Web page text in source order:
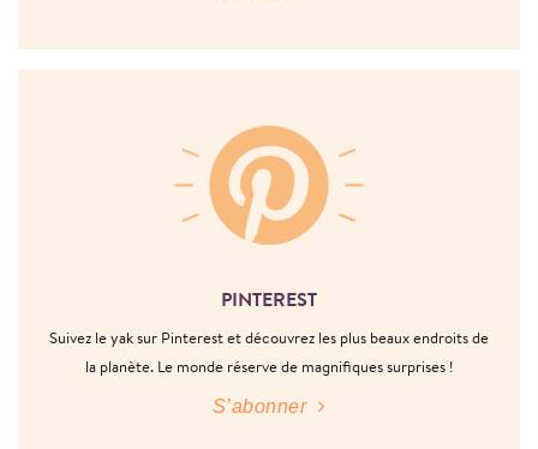
PINTEREST
Suivez le yak sur Pinterest et découvrez les plus beaux endroits de
la planète. Le monde réserve de magnifiques surprises !
S’abonner